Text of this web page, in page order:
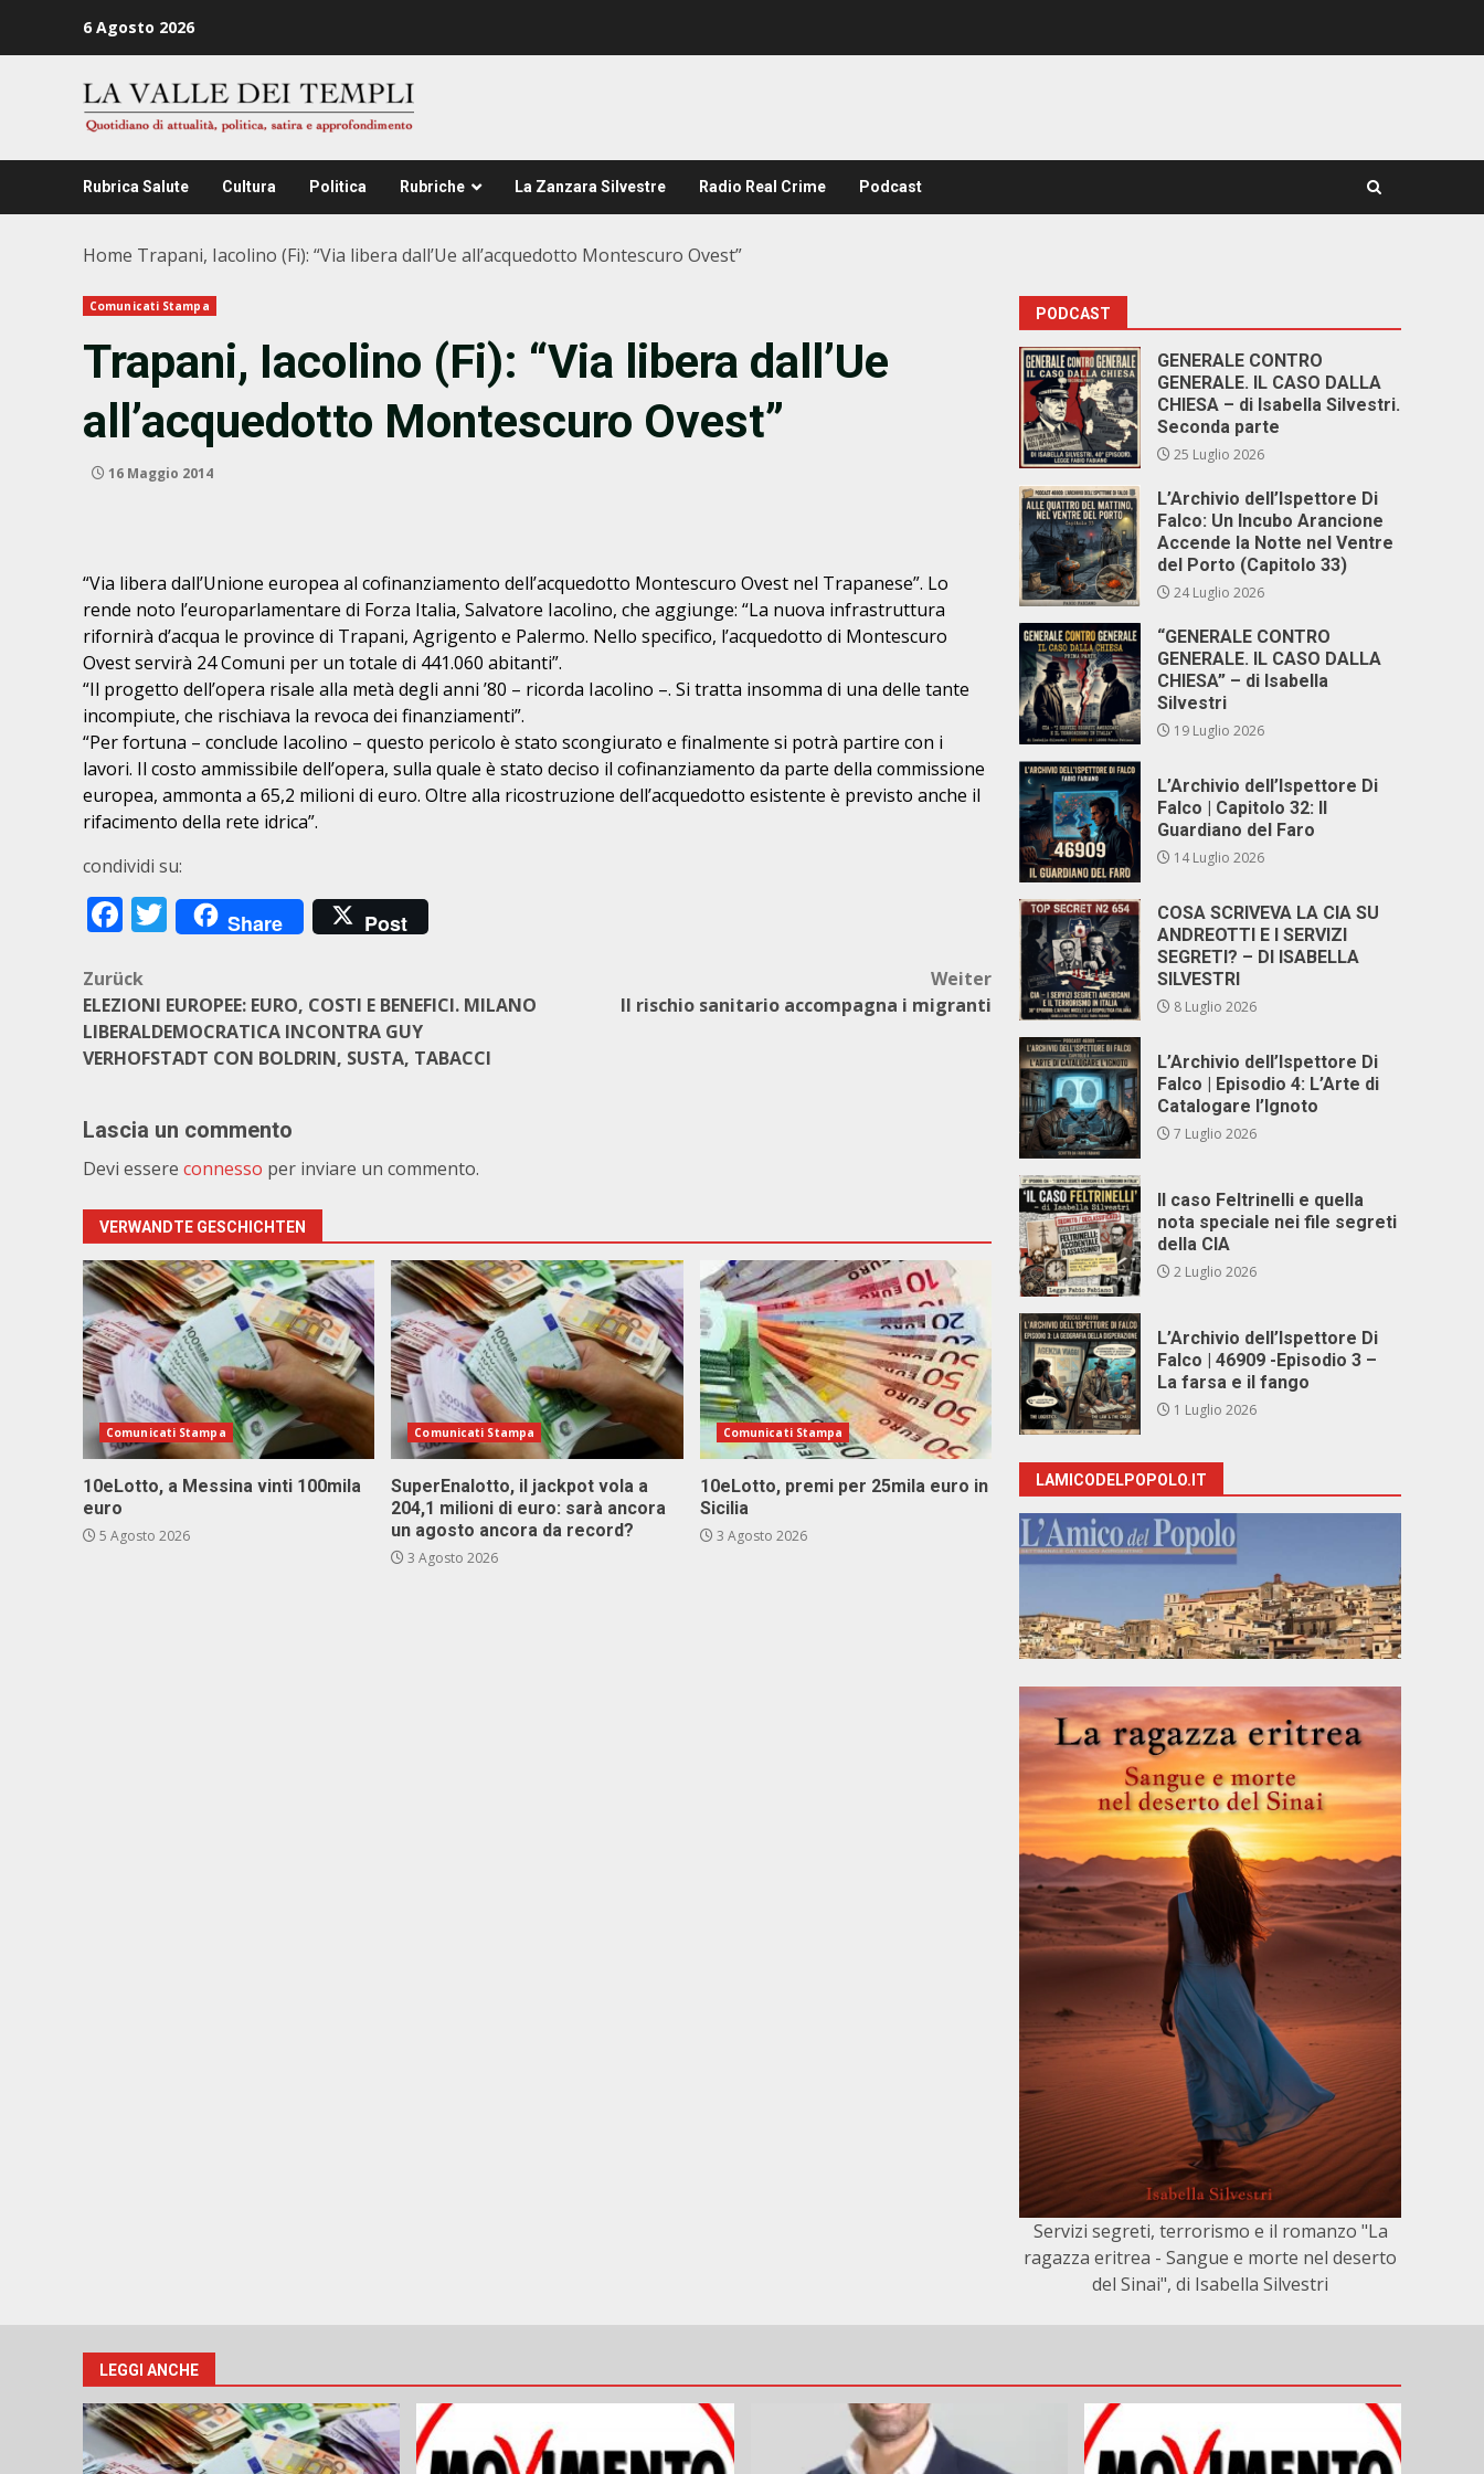
6 Agosto 2026
Rubrica Salute Cultura Politica Rubriche La Zanzara Silvestre Radio Real Crime Podcast
Home Trapani, Iacolino (Fi): “Via libera dall’Ue all’acquedotto Montescuro Ovest”
Comunicati Stampa
Trapani, Iacolino (Fi): “Via libera dall’Ue
all’acquedotto Montescuro Ovest”
16 Maggio 2014
“Via libera dall’Unione europea al cofinanziamento dell’acquedotto Montescuro Ovest nel Trapanese”. Lo
rende noto l’europarlamentare di Forza Italia, Salvatore Iacolino, che aggiunge: “La nuova infrastruttura
rifornirà d’acqua le province di Trapani, Agrigento e Palermo. Nello specifico, l’acquedotto di Montescuro
Ovest servirà 24 Comuni per un totale di 441.060 abitanti”.
“Il progetto dell’opera risale alla metà degli anni ’80 – ricorda Iacolino –. Si tratta insomma di una delle tante
incompiute, che rischiava la revoca dei finanziamenti”.
“Per fortuna – conclude Iacolino – questo pericolo è stato scongiurato e finalmente si potrà partire con i
lavori. Il costo ammissibile dell’opera, sulla quale è stato deciso il cofinanziamento da parte della commissione
europea, ammonta a 65,2 milioni di euro. Oltre alla ricostruzione dell’acquedotto esistente è previsto anche il
rifacimento della rete idrica”.
condividi su:
Facebook
Twitter
Share Post
Beitragsnavigation
Zurück
ELEZIONI EUROPEE: EURO, COSTI E BENEFICI. MILANO
LIBERALDEMOCRATICA INCONTRA GUY
VERHOFSTADT CON BOLDRIN, SUSTA, TABACCI
Weiter
Il rischio sanitario accompagna i migranti
Lascia un commento
Devi essere connesso per inviare un commento.
VERWANDTE GESCHICHTEN
Comunicati Stampa
10eLotto, a Messina vinti 100mila
euro
5 Agosto 2026
Comunicati Stampa
SuperEnalotto, il jackpot vola a
204,1 milioni di euro: sarà ancora
un agosto ancora da record?
3 Agosto 2026
Comunicati Stampa
10eLotto, premi per 25mila euro in
Sicilia
3 Agosto 2026
PODCAST
GENERALE CONTRO
GENERALE. IL CASO DALLA
CHIESA – di Isabella Silvestri.
Seconda parte
25 Luglio 2026
L’Archivio dell’Ispettore Di
Falco: Un Incubo Arancione
Accende la Notte nel Ventre
del Porto (Capitolo 33)
24 Luglio 2026
“GENERALE CONTRO
GENERALE. IL CASO DALLA
CHIESA” – di Isabella
Silvestri
19 Luglio 2026
L’Archivio dell’Ispettore Di
Falco | Capitolo 32: Il
Guardiano del Faro
14 Luglio 2026
COSA SCRIVEVA LA CIA SU
ANDREOTTI E I SERVIZI
SEGRETI? – DI ISABELLA
SILVESTRI
8 Luglio 2026
L’Archivio dell’Ispettore Di
Falco | Episodio 4: L’Arte di
Catalogare l’Ignoto
7 Luglio 2026
Il caso Feltrinelli e quella
nota speciale nei file segreti
della CIA
2 Luglio 2026
L’Archivio dell’Ispettore Di
Falco | 46909 -Episodio 3 –
La farsa e il fango
1 Luglio 2026
LAMICODELPOPOLO.IT
Servizi segreti, terrorismo e il romanzo "La
ragazza eritrea - Sangue e morte nel deserto
del Sinai", di Isabella Silvestri
LEGGI ANCHE